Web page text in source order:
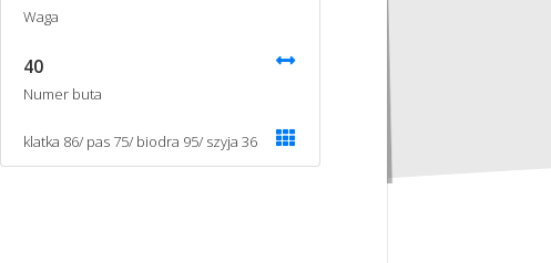
Waga
40
Numer buta
klatka 86/ pas 75/ biodra 95/ szyja 36